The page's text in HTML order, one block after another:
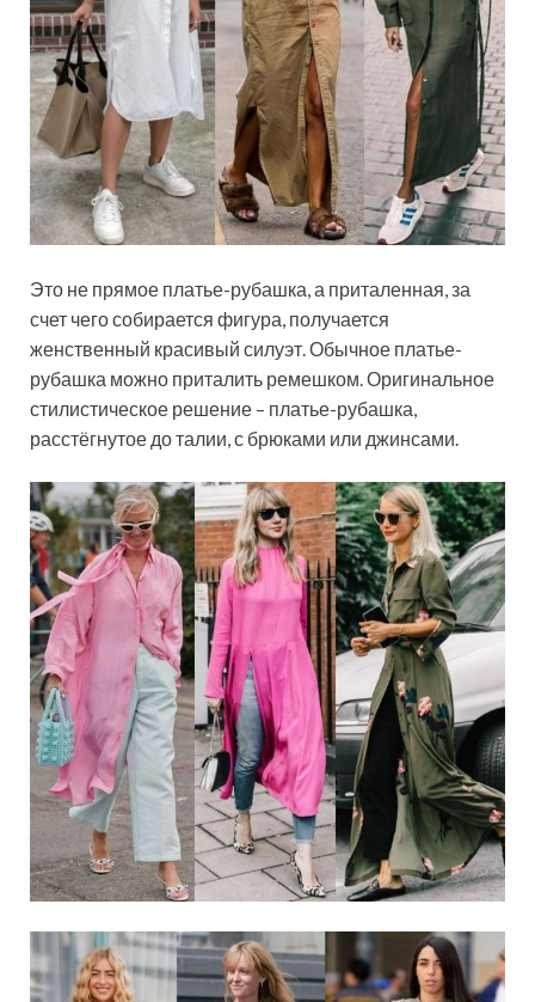
Это не прямое платье-рубашка, а приталенная, за
счет чего собирается фигура, получается
женственный красивый силуэт. Обычное платье-
рубашка можно приталить ремешком. Оригинальное
стилистическое решение – платье-рубашка,
расстёгнутое до талии, с брюками или джинсами.